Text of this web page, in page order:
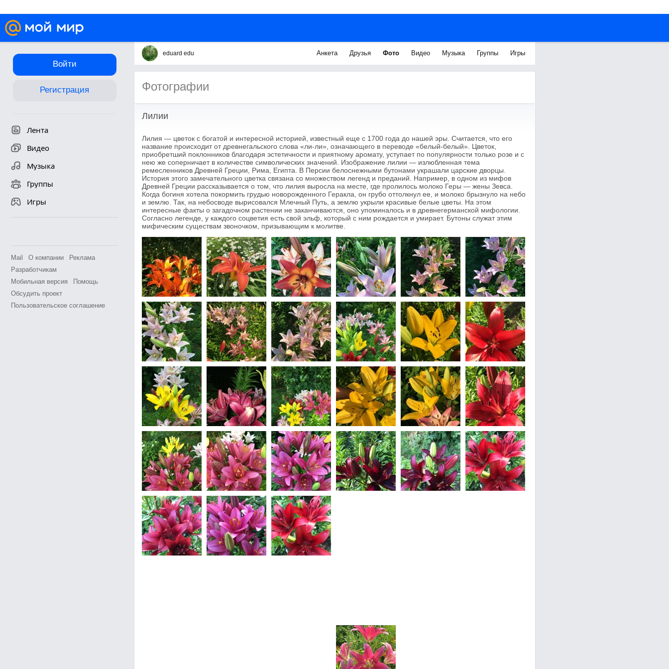
Войти
Регистрация
Лента
Видео
Музыка
Группы
Игры
Mail О компании
Реклама
Разработчикам
Мобильная версия
Помощь
Обсудить проект
Пользовательское соглашение
eduard edu Анкета Друзья Фото Видео Музыка Группы Игры
Фотографии
Лилии
Лилия — цветок с богатой и интересной историей, известный еще с 1700 года до нашей эры. Считается, что его
название происходит от древнегальского слова «ли-ли», означающего в переводе «белый-белый». Цветок,
приобретший поклонников благодаря эстетичности и приятному аромату, уступает по популярности только розе и с
нею же соперничает в количестве символических значений. Изображение лилии — излюбленная тема
ремесленников Древней Греции, Рима, Египта. В Персии белоснежными бутонами украшали царские дворцы.
История этого замечательного цветка связана со множеством легенд и преданий. Например, в одном из мифов
Древней Греции рассказывается о том, что лилия выросла на месте, где пролилось молоко Геры — жены Зевса.
Когда богиня хотела покормить грудью новорожденного Геракла, он грубо оттолкнул ее, и молоко брызнуло на небо
и землю. Так, на небосводе вырисовался Млечный Путь, а землю укрыли красивые белые цветы. На этом
интересные факты о загадочном растении не заканчиваются, оно упоминалось и в древнегерманской мифологии.
Согласно легенде, у каждого соцветия есть свой эльф, который с ним рождается и умирает. Бутоны служат этим
мифическим существам звоночком, призывающим к молитве.